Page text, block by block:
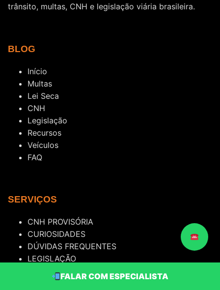
trânsito, multas, CNH e legislação viária brasileira.
BLOG
Início
Multas
Lei Seca
CNH
Legislação
Recursos
Veículos
FAQ
SERVIÇOS
CNH PROVISÓRIA
CURIOSIDADES
DÚVIDAS FREQUENTES
LEGISLAÇÃO
LEI SECA
MULTA DE TRÂNSITO
FALAR COM ESPECIALISTA